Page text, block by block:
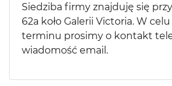
Siedziba firmy znajduję się
62a koło Galerii Victoria. W
terminu prosimy o kontakt
wiadomość email.